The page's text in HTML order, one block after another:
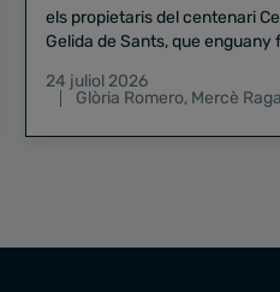
els propietaris del centenari Celler
Gelida de Sants, que enguany
24 juliol 2026
Glòria Romero, Mercè Raga